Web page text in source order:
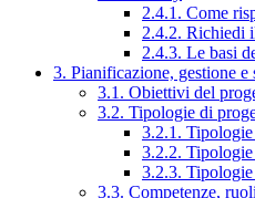
2.4.1. Come
2.4.2. Richiedi
2.4.3. Le basi
3. Pianificazione, gestione e
3.1. Obiettivi del
3.2. Tipologie di
3.2.1.
3.2.2.
3.2.3.
3.3. Competenze,